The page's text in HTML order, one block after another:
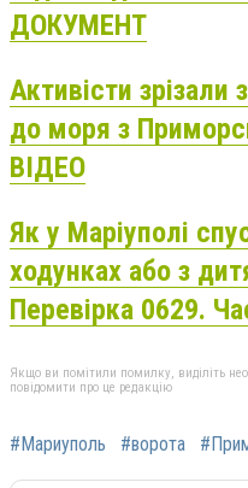
ДОКУМЕНТ
Активісти зрізали
до моря з
ВІДЕО
Як у Маріуполі
ходунках або з
Перевірка 0629.
Якщо ви помітили помилку, виділіть
повідомити про це редакцію
#Мариуполь #ворота